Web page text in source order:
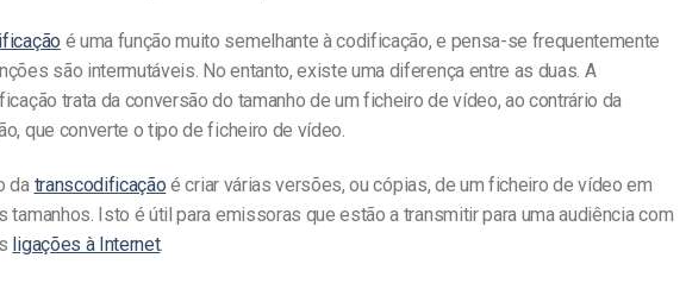
é uma função muito semelhante à codificação, e pensa-se frequentemente
são intermutáveis. No entanto, existe uma diferença entre as duas. A
trata da conversão do tamanho de um ficheiro de vídeo, ao contrário da
que converte o tipo de ficheiro de vídeo.
da transcodificação é criar várias versões, ou cópias, de um ficheiro de vídeo em
tamanhos. Isto é útil para emissoras que estão a transmitir para uma audiência com
ligações à Internet.